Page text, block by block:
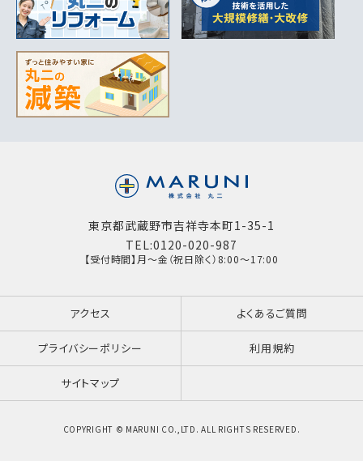
東京都武蔵野市吉祥寺本町1-35-1
TEL:0120-020-987
【受付時間】月～金（祝日除く）8:00～17:00
アクセス よくあるご質問
プライバシーポリシー 利用規約
サイトマップ
COPYRIGHT © MARUNI CO.,LTD. ALL RIGHTS RESERVED.